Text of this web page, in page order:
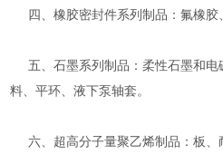
四、橡胶密封件系列制品：氟橡胶
五、石墨系列制品：柔性石墨和电
料、平环、液下泵轴套。
六、超高分子量聚乙烯制品：板、